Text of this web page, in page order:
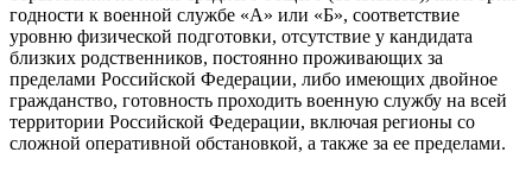
годности к военной службе «А» или «Б», соответствие
уровню физической подготовки, отсутствие у кандидата
близких родственников, постоянно проживающих за
пределами Российской Федерации, либо имеющих двойное
гражданство, готовность проходить военную службу на всей
территории Российской Федерации, включая регионы со
сложной оперативной обстановкой, а также за ее пределами.